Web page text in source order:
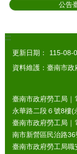
公告
:::
更新日期：
115-08-
資料維護：臺南市政
臺南市政府勞工局｜
永華路二段６號8樓(
臺南市政府勞工局｜
南市新營區民治路36
臺南市政府勞工局